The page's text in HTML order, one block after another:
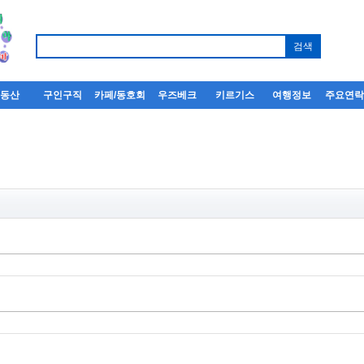
산 구인구직 카페/동호회 우즈베크 키르기스 여행정보 주요연